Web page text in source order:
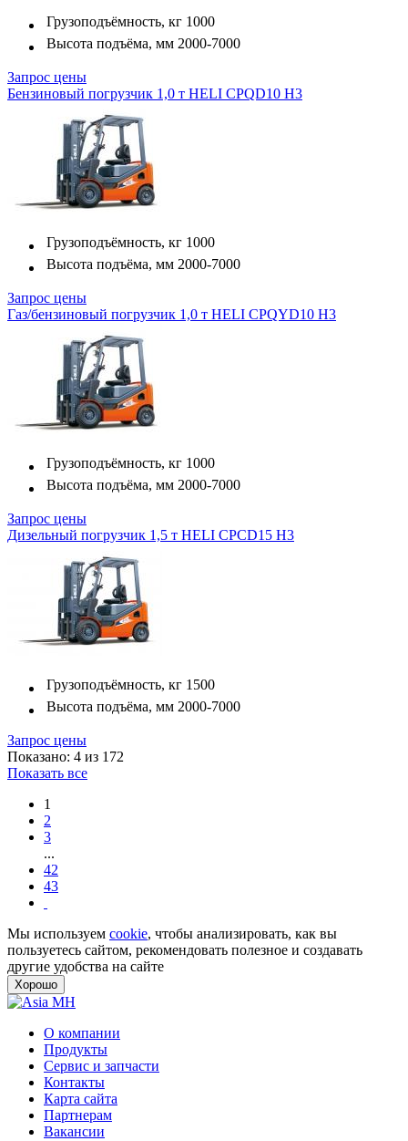
Грузоподъёмность, кг 1000
Высота подъёма, мм 2000-7000
Запрос цены
Бензиновый погрузчик 1,0 т HELI CPQD10 H3
Грузоподъёмность, кг 1000
Высота подъёма, мм 2000-7000
Запрос цены
Газ/бензиновый погрузчик 1,0 т HELI CPQYD10 H3
Грузоподъёмность, кг 1000
Высота подъёма, мм 2000-7000
Запрос цены
Дизельный погрузчик 1,5 т HELI CPСD15 H3
Грузоподъёмность, кг 1500
Высота подъёма, мм 2000-7000
Запрос цены
Показано: 4 из 172
Показать все
1
2
3
...
42
43
Мы используем cookie, чтобы анализировать, как вы
пользуетесь сайтом, рекомендовать полезное и создавать
другие удобства на сайте
Хорошо
О компании
Продукты
Сервис и запчасти
Контакты
Карта сайта
Партнерам
Вакансии